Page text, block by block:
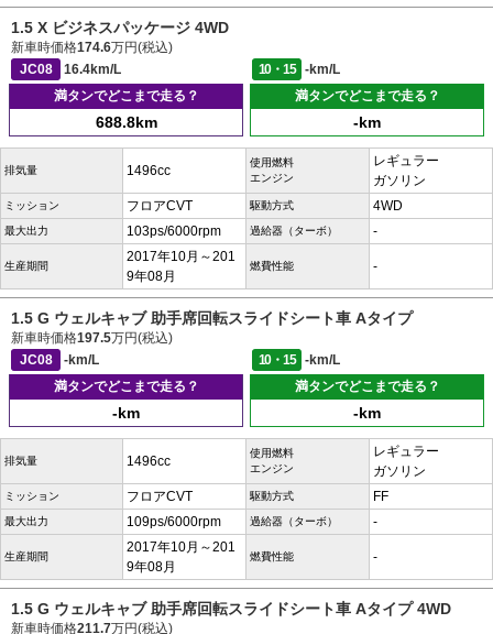
1.5 X ビジネスパッケージ 4WD
新車時価格174.6万円(税込)
JC08
16.4km/L 10・15
-km/L
満タンでどこまで走る？
688.8km
満タンでどこまで走る？
-km
排気量 1496cc
使用燃料
エンジン
レギュラー
ガソリン
ミッション フロアCVT 駆動方式 4WD
最大出力 103ps/6000rpm 過給器（ターボ） -
生産期間
2017年10月～201
9年08月
燃費性能 -
1.5 G ウェルキャブ 助手席回転スライドシート車 Aタイプ
新車時価格197.5万円(税込)
JC08
-km/L 10・15
-km/L
満タンでどこまで走る？
-km
満タンでどこまで走る？
-km
排気量 1496cc
使用燃料
エンジン
レギュラー
ガソリン
ミッション フロアCVT 駆動方式 FF
最大出力 109ps/6000rpm 過給器（ターボ） -
生産期間
2017年10月～201
9年08月
燃費性能 -
1.5 G ウェルキャブ 助手席回転スライドシート車 Aタイプ 4WD
新車時価格211.7万円(税込)